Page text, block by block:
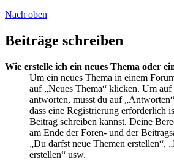
Nach oben
Beiträge schreiben
Wie erstelle ich ein neues Thema oder
Um ein neues Thema in einem
auf „Neues Thema“ klicken. Um auf
antworten, musst du auf
dass eine Registrierung erforderlich
Beitrag schreiben kannst. Deine
am Ende der Foren- und der
„Du darfst neue Themen erstellen“,
erstellen“ usw.